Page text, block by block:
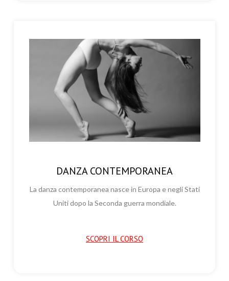
DANZA CONTEMPORANEA
La danza contemporanea nasce in Europa e negli Stati
Uniti dopo la Seconda guerra mondiale.
SCOPRI IL CORSO